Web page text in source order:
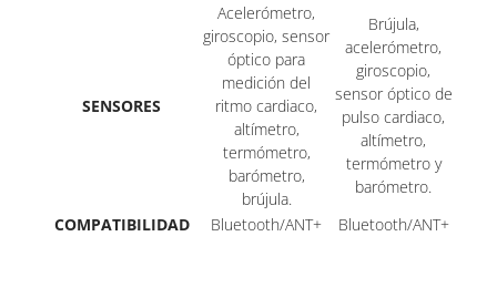
SENSORES
Acelerómetro,
giroscopio, sensor
óptico para
medición del
ritmo cardiaco,
altímetro,
termómetro,
barómetro,
brújula.
Brújula,
acelerómetro,
giroscopio,
sensor óptico de
pulso cardiaco,
altímetro,
termómetro y
barómetro.
COMPATIBILIDAD
Bluetooth/ANT+ Bluetooth/ANT+